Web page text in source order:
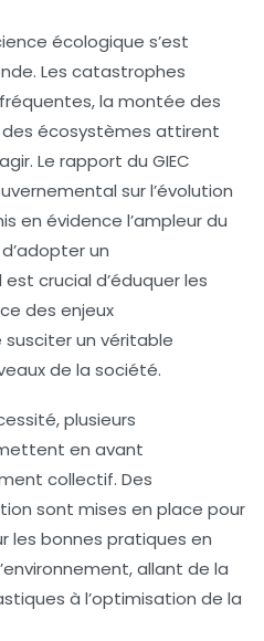
écologique s’est
Les catastrophes
la montée des
écosystèmes attirent
Le rapport du GIEC
sur l’évolution
en évidence l’ampleur du
un
est crucial d’éduquer les
des enjeux
un véritable
de la société.
plusieurs
en avant
collectif. Des
sont mises en place pour
les bonnes pratiques en
, allant de la
à l’optimisation de la